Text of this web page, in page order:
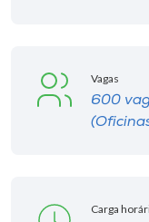
Vagas
600
Carga